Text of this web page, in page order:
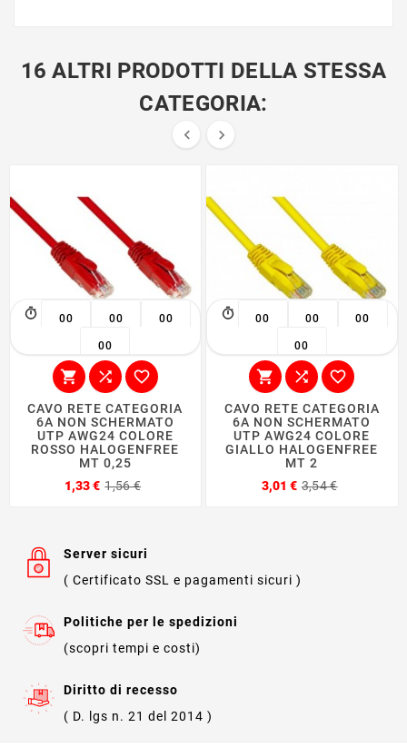
16 ALTRI PRODOTTI DELLA STESSA
CATEGORIA:
 
00 00 00
00
  
CAVO RETE CATEGORIA
6A NON SCHERMATO
UTP AWG24 COLORE
ROSSO HALOGENFREE
MT 0,25
1,33 € 1,56 €
00 00 00
00
  
CAVO RETE CATEGORIA
6A NON SCHERMATO
UTP AWG24 COLORE
GIALLO HALOGENFREE
MT 2
3,01 € 3,54 €
Server sicuri
( Certificato SSL e pagamenti sicuri )
Politiche per le spedizioni
(scopri tempi e costi)
Diritto di recesso
( D. lgs n. 21 del 2014 )